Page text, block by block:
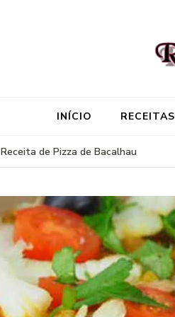
INÍCIO RECEITAS
Receita de Pizza de Bacalhau